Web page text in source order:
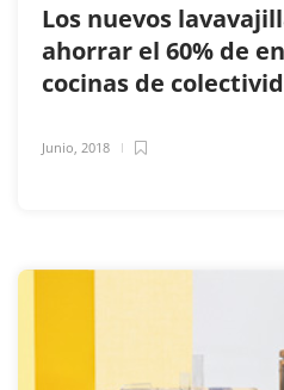
Los nuevos
ahorrar el 60% de
cocinas de
Junio, 2018